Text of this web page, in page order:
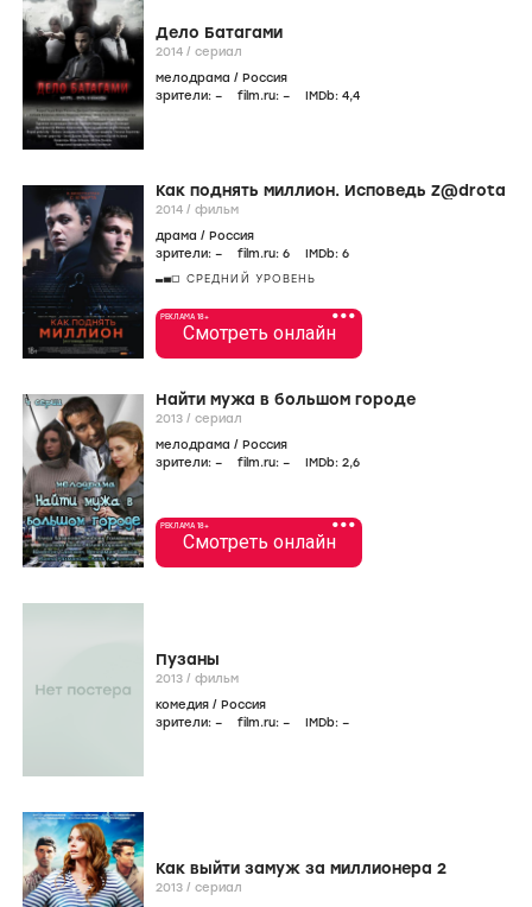
Дело Батагами
2014 / сериал
мелодрама / Россия
зрители: – film.ru: – IMDb: 4,4
Как поднять миллион. Исповедь Z@drota
2014 / фильм
драма / Россия
зрители: – film.ru: 6 IMDb: 6
СРЕДНИЙ УРОВЕНЬ
•••
РЕКЛАМА 18+
Смотреть онлайн
Найти мужа в большом городе
2013 / сериал
мелодрама / Россия
зрители: – film.ru: – IMDb: 2,6
•••
РЕКЛАМА 18+
Смотреть онлайн
Пузаны
2013 / фильм
комедия / Россия
зрители: – film.ru: – IMDb: –
Как выйти замуж за миллионера 2
2013 / сериал